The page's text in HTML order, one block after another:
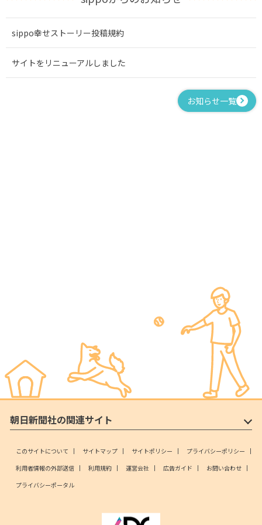
sippo幸せストーリー投稿規約
サイトをリニューアルしました
お知らせ一覧
朝日新聞社の関連サイト
このサイトについて サイトマップ サイトポリシー
プライバシーポリシー
利用者情報の外部送信
利用規約 運営会社 広告ガイド
お問い合わせ
プライバシーポータル